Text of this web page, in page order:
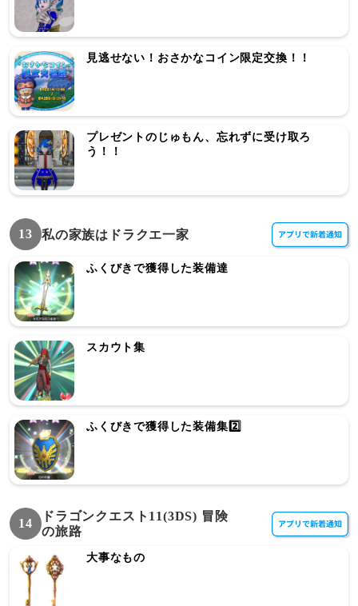
見逃せない！おさかなコイン限定交換！！
プレゼントのじゅもん、忘れずに受け取ろ
う！！
13 私の家族はドラクエ一家
ふくびきで獲得した装備達
スカウト集
ふくびきで獲得した装備集2️⃣
14
ドラゴンクエスト11(3DS) 冒険
の旅路
大事なもの